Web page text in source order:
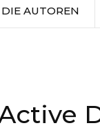
AUTOREN